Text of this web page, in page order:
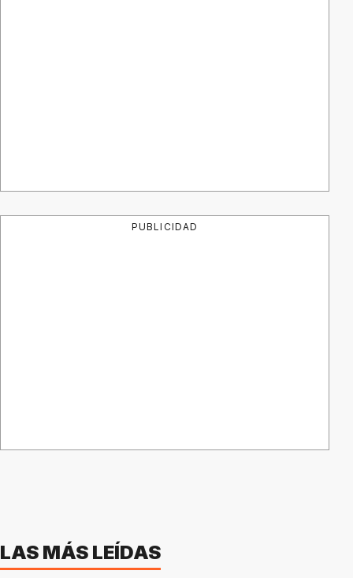
PUBLICIDAD
LAS MÁS LEÍDAS